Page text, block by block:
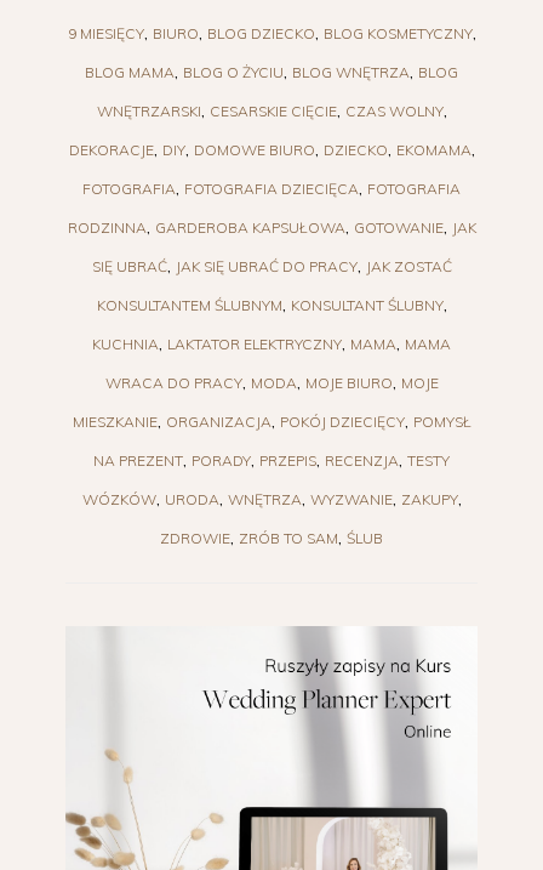
9 MIESIĘCY BIURO BLOG DZIECKO BLOG KOSMETYCZNY
BLOG MAMA BLOG O ŻYCIU BLOG WNĘTRZA BLOG
WNĘTRZARSKI CESARSKIE CIĘCIE CZAS WOLNY
DEKORACJE DIY DOMOWE BIURO DZIECKO EKOMAMA
FOTOGRAFIA FOTOGRAFIA DZIECIĘCA FOTOGRAFIA
RODZINNA GARDEROBA KAPSUŁOWA GOTOWANIE JAK
SIĘ UBRAĆ JAK SIĘ UBRAĆ DO PRACY JAK ZOSTAĆ
KONSULTANTEM ŚLUBNYM KONSULTANT ŚLUBNY
KUCHNIA LAKTATOR ELEKTRYCZNY MAMA MAMA
WRACA DO PRACY MODA MOJE BIURO MOJE
MIESZKANIE ORGANIZACJA POKÓJ DZIECIĘCY POMYSŁ
NA PREZENT PORADY PRZEPIS RECENZJA TESTY
WÓZKÓW URODA WNĘTRZA WYZWANIE ZAKUPY
ZDROWIE ZRÓB TO SAM ŚLUB